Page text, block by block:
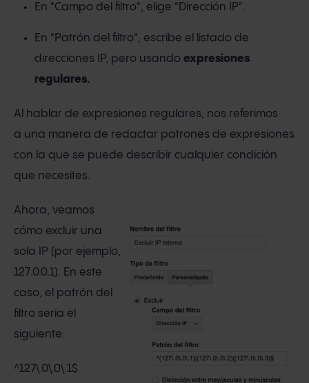
En "Campo del filtro", elige "Dirección IP".
En "Patrón del filtro", escribe el listado de
direcciones IP, pero usando expresiones
regulares.
Al hablar de expresiones regulares, nos referimos
a una manera de redactar patrones de expresiones
con la que se puede describir cualquier condición
que necesites.
Ahora, veamos
cómo excluir una
sola IP (por ejemplo,
127.0.0.1). En este
caso, el patrón del
filtro seria el
siguiente:
^127\.0\.0\.1$